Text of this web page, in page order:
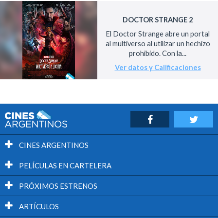
DOCTOR STRANGE 2
El Doctor Strange abre un portal
al multiverso al utilizar un hechizo
prohibido. Con la...
Ver datos y Calificaciones
CINES ARGENTINOS
PELÍCULAS EN CARTELERA
PRÓXIMOS ESTRENOS
ARTÍCULOS